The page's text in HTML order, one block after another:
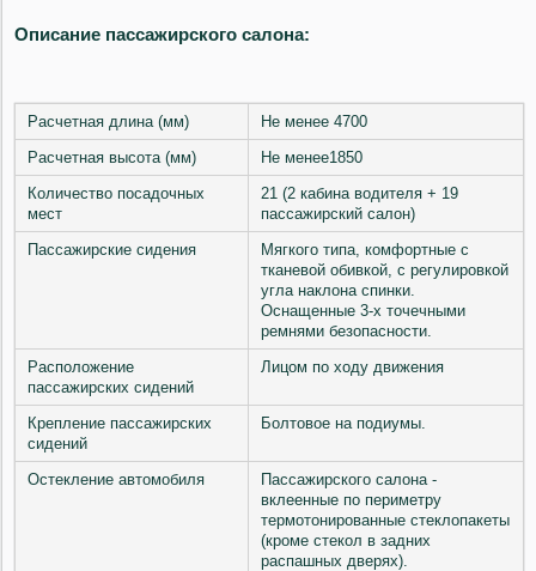
Описание пассажирского салона:
Расчетная длина (мм)
Не менее 4700
Расчетная высота (мм)
Не менее1850
Количество посадочных
мест
21 (2 кабина водителя + 19
пассажирский салон)
Пассажирские сидения
Мягкого типа, комфортные с
тканевой обивкой, с регулировкой
угла наклона спинки.
Оснащенные 3-х точечными
ремнями безопасности.
Расположение
пассажирских сидений
Лицом по ходу движения
Крепление пассажирских
сидений
Болтовое на подиумы.
Остекление автомобиля
Пассажирского салона -
вклеенные по периметру
термотонированные стеклопакеты
(кроме стекол в задних
распашных дверях).